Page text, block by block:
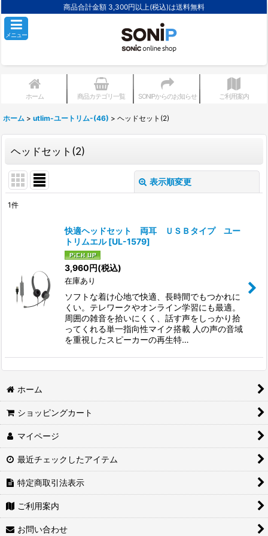
商品合計金額 3,300円以上(税込)は送料無料
メニュー
ホーム 商品カテゴリ一覧 SONIPからのお知らせ ご利用案内
ホーム > utlim-ユートリム-(46) > ヘッドセット(2)
ヘッドセット(2)
表示順変更
1件
快適ヘッドセット 両耳 ＵＳＢタイプ ユー
トリムエル [UL-1579]
3,960円(税込)
在庫あり
ソフトな着け心地で快適、長時間でもつかれに
くい。テレワークやオンライン学習にも最適。
周囲の雑音を拾いにくく、話す声をしっかり拾
ってくれる単一指向性マイク搭載 人の声の音域
を重視したスピーカーの再生特…
ホーム
ショッピングカート
マイページ
最近チェックしたアイテム
特定商取引法表示
ご利用案内
お問い合わせ